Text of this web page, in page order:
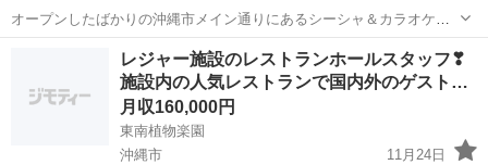
オープンしたばかりの沖縄市メイン通りにあるシーシャ＆カラオケ＆
バーです✨ ・個室カラオケ3部屋 ・シーシャ ・美味しいフード がある
沖縄市で盛り上がってるBARです！！ 主に接客、シーシャ作り、ドリ
ンク作り、フード作り、...
レジャー施設のレストランホールスタッフ❣
施設内の人気レストランで国内外のゲスト…
月収160,000円
東南植物楽園
沖縄市
11月24日